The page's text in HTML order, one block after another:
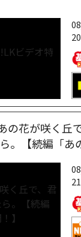
の花が咲く丘
。【続編「あ